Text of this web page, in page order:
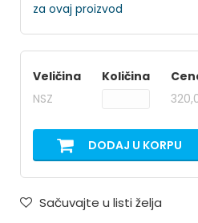
za ovaj proizvod
Veličina Količina
NSZ
DODAJ U KORPU
Sačuvajte u listi želja